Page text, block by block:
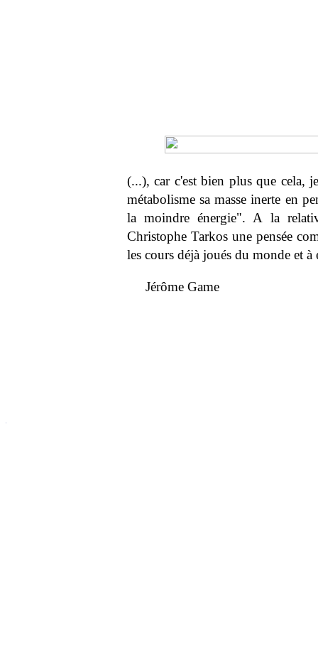
(...), car c'est bien plus que cela,
métabolisme sa masse inerte en
la moindre énergie". A la
Christophe Tarkos une pensée
les cours déjà joués du monde et à
Jérôme Game